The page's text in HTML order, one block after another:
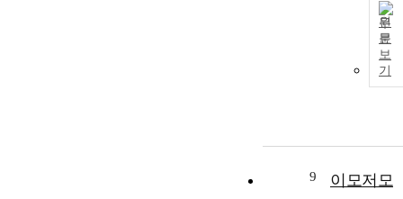
원
문
보
기
9 이모저모